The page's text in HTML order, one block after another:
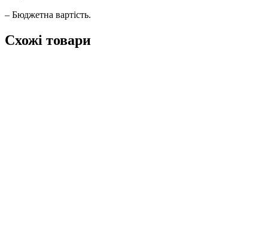
– Бюджетна вартість.
Схожі товари